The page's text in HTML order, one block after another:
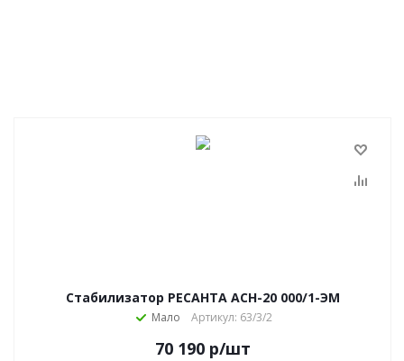
Стабилизатор РЕСАНТА АСН-20 000/1-ЭМ
Мало Артикул: 63/3/2
70 190 р/шт